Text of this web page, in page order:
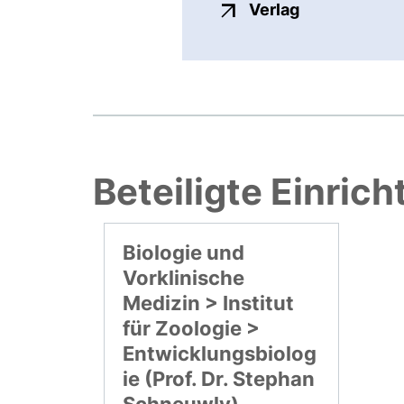
Verlagexterner
Beteiligte
Biologie und
Vorklinische
Medizin > Institut
für Zoologie >
Entwicklungsbiolog
ie (Prof. Dr. Stephan